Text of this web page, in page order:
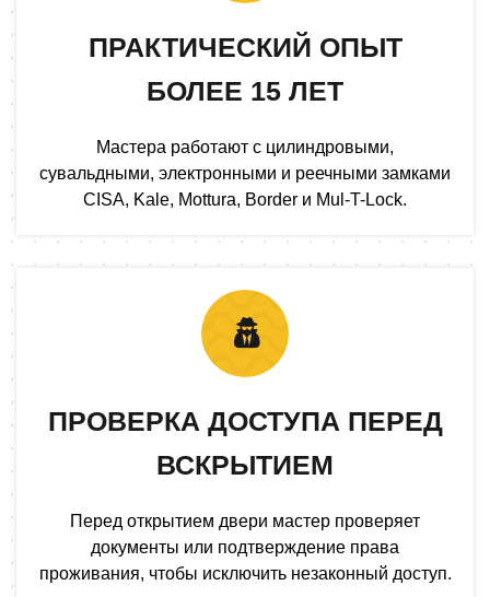
ПРАКТИЧЕСКИЙ ОПЫТ
БОЛЕЕ 15 ЛЕТ
Мастера работают с цилиндровыми,
сувальдными, электронными и реечными замками
CISA, Kale, Mottura, Border и Mul-T-Lock.
ПРОВЕРКА ДОСТУПА ПЕРЕД
ВСКРЫТИЕМ
Перед открытием двери мастер проверяет
документы или подтверждение права
проживания, чтобы исключить незаконный доступ.